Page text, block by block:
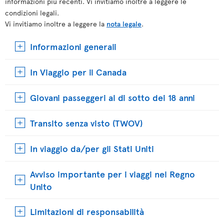
condizioni legali.
Vi invitiamo inoltre a leggere la nota legale.
Informazioni generali
In Viaggio per il Canada
Giovani passeggeri al di sotto dei 18 anni
Transito senza visto (TWOV)
In viaggio da/per gli Stati Uniti
Avviso importante per i viaggi nel Regno
Unito
Limitazioni di responsabilità